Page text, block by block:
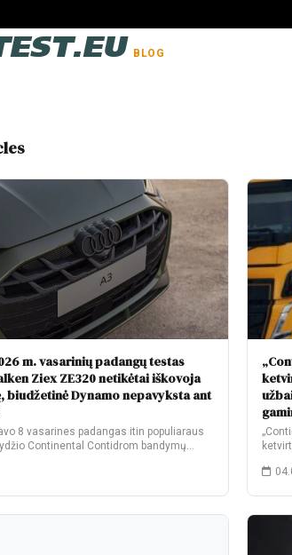
BLOG
m. vasarinių padangų testas
Ziex ZE320 netikėtai iškovoja
biudžetinė Dynamo nepavyksta ant
8 vasarines padangas itin populiaraus
Continental Contidrom bandymų…